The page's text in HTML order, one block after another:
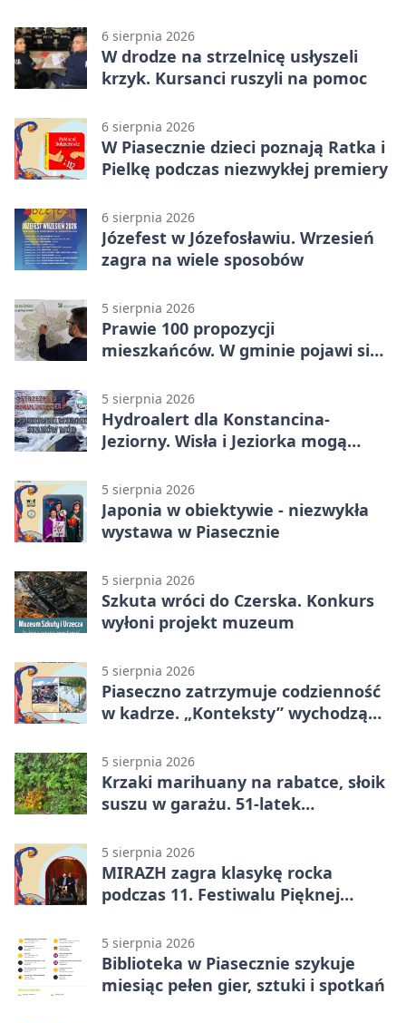
6 sierpnia 2026
W drodze na strzelnicę usłyszeli
krzyk. Kursanci ruszyli na pomoc
6 sierpnia 2026
W Piasecznie dzieci poznają Ratka i
Pielkę podczas niezwykłej premiery
6 sierpnia 2026
Józefest w Józefosławiu. Wrzesień
zagra na wiele sposobów
5 sierpnia 2026
Prawie 100 propozycji
mieszkańców. W gminie pojawi się
5 sierpnia 2026
Hydroalert dla Konstancina-
Jeziorny. Wisła i Jeziorka mogą
5 sierpnia 2026
Japonia w obiektywie - niezwykła
wystawa w Piasecznie
5 sierpnia 2026
Szkuta wróci do Czerska. Konkurs
wyłoni projekt muzeum
5 sierpnia 2026
Piaseczno zatrzymuje codzienność
w kadrze. „Konteksty” wychodzą
5 sierpnia 2026
Krzaki marihuany na rabatce, słoik
suszu w garażu. 51-latek
5 sierpnia 2026
MIRAZH zagra klasykę rocka
podczas 11. Festiwalu Pięknej
5 sierpnia 2026
Biblioteka w Piasecznie szykuje
miesiąc pełen gier, sztuki i spotkań